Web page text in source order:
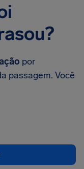
por
passagem. Você